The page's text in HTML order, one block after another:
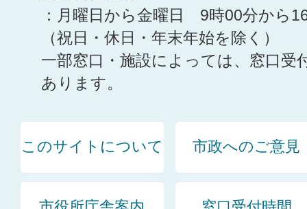
：月曜日から金曜日 9時00分から
（祝日・休日・年末年始を除く）
一部窓口・施設によっては、窓口受
あります。
このサイトについて 市政へのご意見